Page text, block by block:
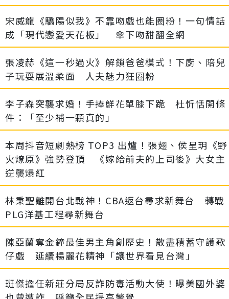
宋威龍《驕陽似我》不靠吻戲也能圈粉！一句情話
成「現代戀愛天花板」 傘下吻甜翻全網
張凌赫《這一秒過火》解鎖爸爸模式！下廚、陪兒
子玩耍展溫柔面 人夫魅力狂圈粉
李子森突襲求婚！手捧鮮花單膝下跪 杜忻恬開條
件：「至少補一顆真的」
本周抖音短劇熱榜 TOP3 出爐！張翅、侯呈玥《野
火燎原》強勢登頂 《嫁給前夫的上司後》大女主
逆襲爆紅
林秉聖離開台北戰神！CBA返台尋求新舞台 轉戰
PLG洋基工程尋新舞台
陳亞蘭奪金鐘最佳男主角創歷史！散盡積蓄守護歌
仔戲 延續楊麗花精神「讓世界看見台灣」
班傑擔任新莊分局反詐防毒活動大使！曝美國外婆